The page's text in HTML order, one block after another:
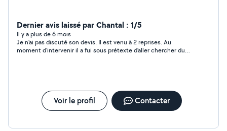
Dernier avis laissé par Chantal : 1/5
Il y a plus de 6 mois
Je n’ai pas discuté son devis. Il est venu à 2 reprises. Au
moment d’intervenir il a fui sous prétexte d’aller chercher du
Voir le profil Contacter